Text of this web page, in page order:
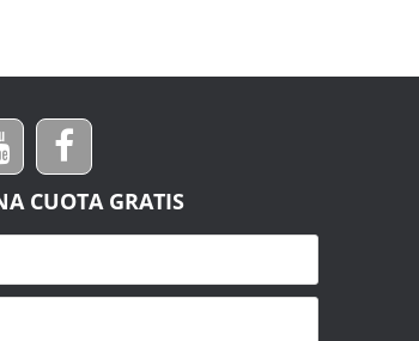
CUOTA GRATIS